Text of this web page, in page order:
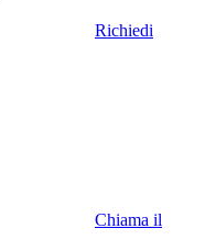
Richiedi
Chiama il